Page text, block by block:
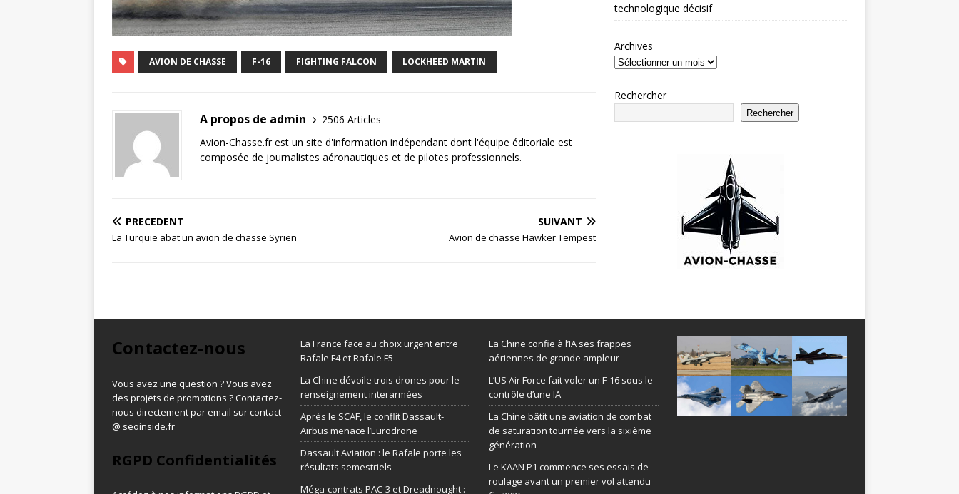
AVION DE CHASSE F-16 FIGHTING FALCON LOCKHEED MARTIN
A propos de admin
2506 Articles
Avion-Chasse.fr est un site d'information indépendant dont l'équipe éditoriale est
composée de journalistes aéronautiques et de pilotes professionnels.
PRÉCÉDENT
La Turquie abat un avion de chasse Syrien
SUIVANT
Avion de chasse Hawker Tempest
technologique décisif
Archives
Rechercher
Rechercher
Contactez-nous
Vous avez une question ? Vous avez
des projets de promotions ? Contactez-
nous directement par email sur contact
@ seoinside.fr
RGPD Confidentialités
La France face au choix urgent entre
Rafale F4 et Rafale F5
La Chine dévoile trois drones pour le
renseignement interarmées
Après le SCAF, le conflit Dassault-
Airbus menace l’Eurodrone
Dassault Aviation : le Rafale porte les
résultats semestriels
Méga-contrats PAC-3 et Dreadnought :
La Chine confie à l’IA ses frappes
aériennes de grande ampleur
L’US Air Force fait voler un F-16 sous le
contrôle d’une IA
La Chine bâtit une aviation de combat
de saturation tournée vers la sixième
génération
Le KAAN P1 commence ses essais de
roulage avant un premier vol attendu